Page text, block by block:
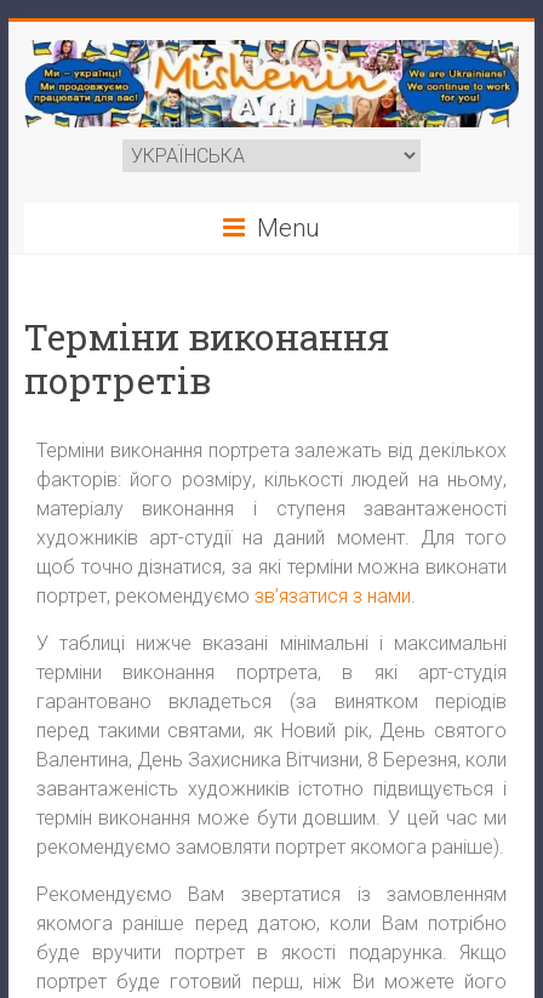
Menu
Терміни виконання
портретів
Терміни виконання портрета залежать від декількох
факторів: його розміру, кількості людей на ньому,
матеріалу виконання і ступеня завантаженості
художників арт-студії на даний момент. Для того
щоб точно дізнатися, за які терміни можна виконати
портрет, рекомендуємо зв’язатися з нами.
У таблиці нижче вказані мінімальні і максимальні
терміни виконання портрета, в які арт-студія
гарантовано вкладеться (за винятком періодів
перед такими святами, як Новий рік, День святого
Валентина, День Захисника Вітчизни, 8 Березня, коли
завантаженість художників істотно підвищується і
термін виконання може бути довшим. У цей час ми
рекомендуємо замовляти портрет якомога раніше).
Рекомендуємо Вам звертатися із замовленням
якомога раніше перед датою, коли Вам потрібно
буде вручити портрет в якості подарунка. Якщо
портрет буде готовий перш, ніж Ви можете його